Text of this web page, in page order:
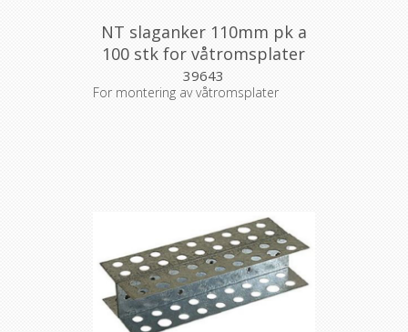
NT slaganker 110mm pk a
100 stk for våtromsplater
39643
For montering av våtromsplater